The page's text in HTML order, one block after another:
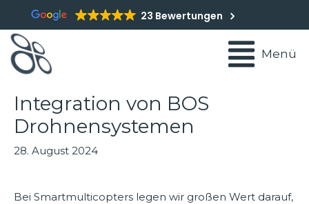
23 Bewertungen
Menü
Integration von BOS
Drohnensystemen
28. August 2024
Bei Smartmulticopters legen wir großen Wert darauf,